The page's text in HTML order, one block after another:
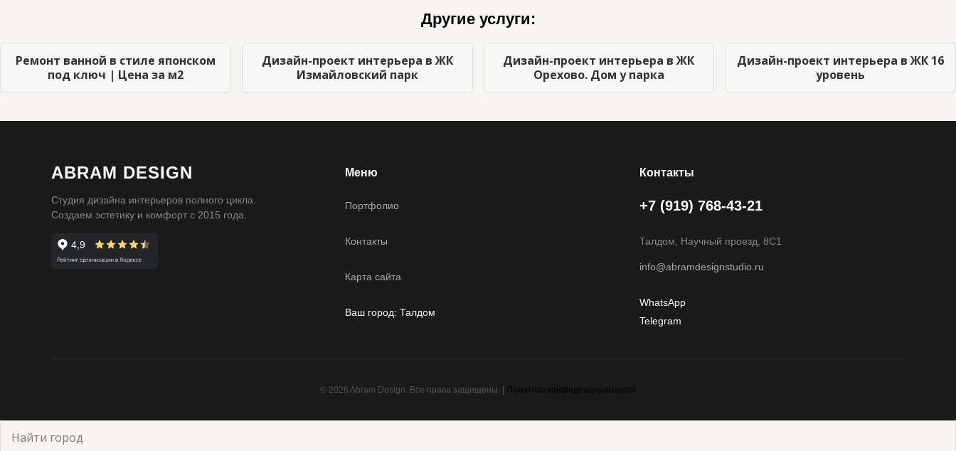
Другие услуги:
Ремонт ванной в стиле японском
под ключ | Цена за м2
Дизайн-проект интерьера в ЖК
Измайловский парк
Дизайн-проект интерьера в ЖК
Орехово. Дом у парка
Дизайн-проект интерьера в ЖК 16
уровень
ABRAM DESIGN
Студия дизайна интерьеров полного цикла.
Создаем эстетику и комфорт с 2015 года.
Меню
Портфолио
Контакты
Карта сайта
Ваш город:Талдом
Контакты
+7 (919) 768-43-21
Талдом, Научный проезд, 8С1
info@abramdesignstudio.ru
WhatsApp
Telegram
© 2026 Abram Design. Все права защищены. | Политика конфиденциальности